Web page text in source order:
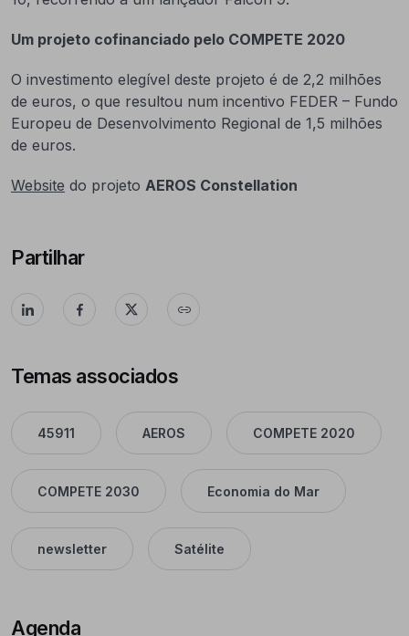
Um projeto cofinanciado pelo COMPETE 2020
O investimento elegível deste projeto é de 2,2 milhões
de euros, o que resultou num incentivo FEDER – Fundo
Europeu de Desenvolvimento Regional de 1,5 milhões
de euros.
Website do projeto AEROS Constellation
Partilhar
Temas associados
45911 AEROS COMPETE 2020
COMPETE 2030 Economia do Mar
newsletter Satélite
Agenda